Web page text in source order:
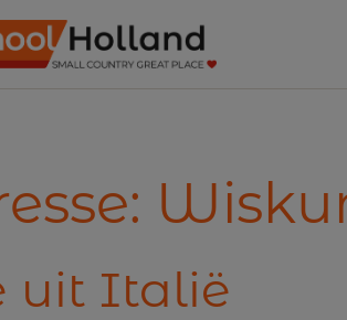
uit Italië